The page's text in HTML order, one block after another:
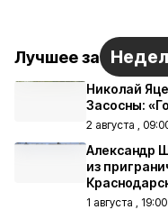
Лучшее за
Николай
Засосны:
2 августа ,
Александр
из
1 августа , 19:00